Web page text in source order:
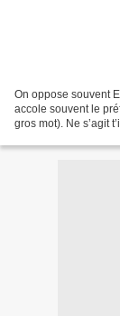
On oppose souvent
accole souvent le
gros mot). Ne s’agit